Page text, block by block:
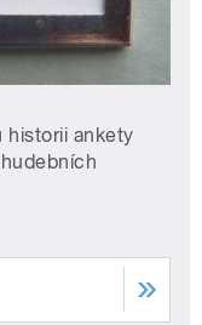
historii ankety